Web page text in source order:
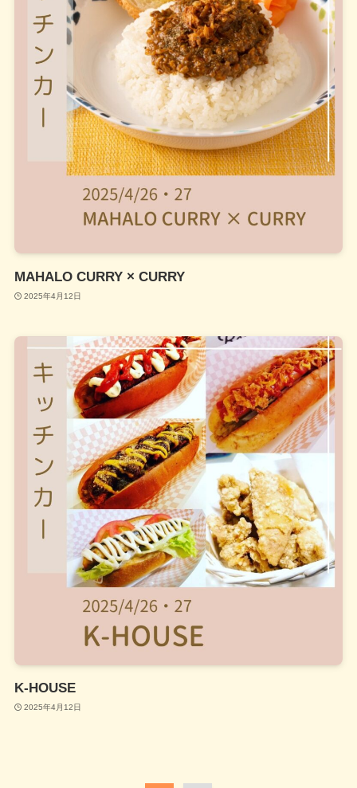
MAHALO CURRY × CURRY
2025年4月12日
K-HOUSE
2025年4月12日